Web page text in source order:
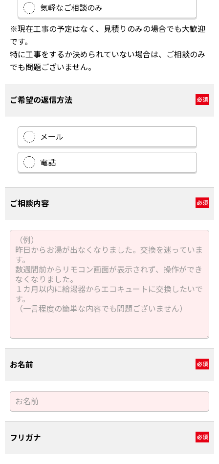
気軽なご相談のみ
※現在工事の予定はなく、見積りのみの場合でも大歓迎
です。
特に工事をするか決められていない場合は、ご相談のみ
でも問題ございません。
ご希望の返信方法 必須
メール
電話
ご相談内容 必須
お名前 必須
フリガナ 必須